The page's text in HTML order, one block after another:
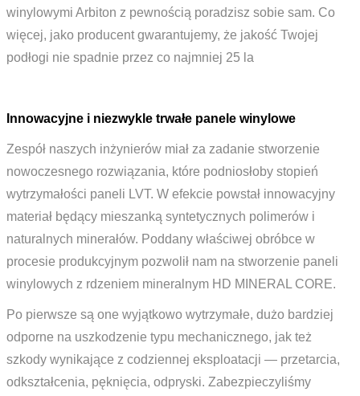
winylowymi Arbiton z pewnością poradzisz sobie sam. Co
więcej, jako producent gwarantujemy, że jakość Twojej
podłogi nie spadnie przez co najmniej 25 la
Innowacyjne i niezwykle trwałe panele winylowe
Zespół naszych inżynierów miał za zadanie stworzenie
nowoczesnego rozwiązania, które podniosłoby stopień
wytrzymałości paneli LVT. W efekcie powstał innowacyjny
materiał będący mieszanką syntetycznych polimerów i
naturalnych minerałów. Poddany właściwej obróbce w
procesie produkcyjnym pozwolił nam na stworzenie paneli
winylowych z rdzeniem mineralnym HD MINERAL CORE.
Po pierwsze są one wyjątkowo wytrzymałe, dużo bardziej
odporne na uszkodzenie typu mechanicznego, jak też
szkody wynikające z codziennej eksploatacji — przetarcia,
odkształcenia, pęknięcia, odpryski. Zabezpieczyliśmy